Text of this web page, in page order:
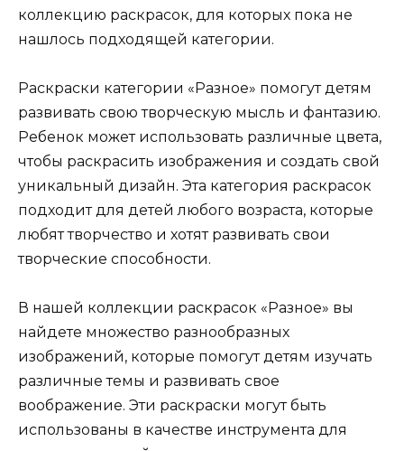
коллекцию раскрасок, для которых пока не
нашлось подходящей категории.
Раскраски категории «Разное» помогут детям
развивать свою творческую мысль и фантазию.
Ребенок может использовать различные цвета,
чтобы раскрасить изображения и создать свой
уникальный дизайн. Эта категория раскрасок
подходит для детей любого возраста, которые
любят творчество и хотят развивать свои
творческие способности.
В нашей коллекции раскрасок «Разное» вы
найдете множество разнообразных
изображений, которые помогут детям изучать
различные темы и развивать свое
воображение. Эти раскраски могут быть
использованы в качестве инструмента для